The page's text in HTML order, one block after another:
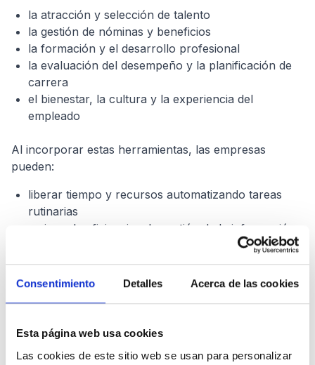
Consentimiento Detalles Acerca de las cookies
Esta página web usa cookies
Las cookies de este sitio web se usan para personalizar
la atracción y selección de talento
la gestión de nóminas y beneficios
la formación y el desarrollo profesional
la evaluación del desempeño y la planificación de
carrera
el bienestar, la cultura y la experiencia del
empleado
Al incorporar estas herramientas, las empresas
pueden:
liberar tiempo y recursos automatizando tareas
rutinarias
mejorar la eficiencia y la gestión de la información
tomar decisiones más acertadas gracias al análisis
de datos
ofrecer experiencias más personalizadas y
Ejemplos de soluciones HR Tech